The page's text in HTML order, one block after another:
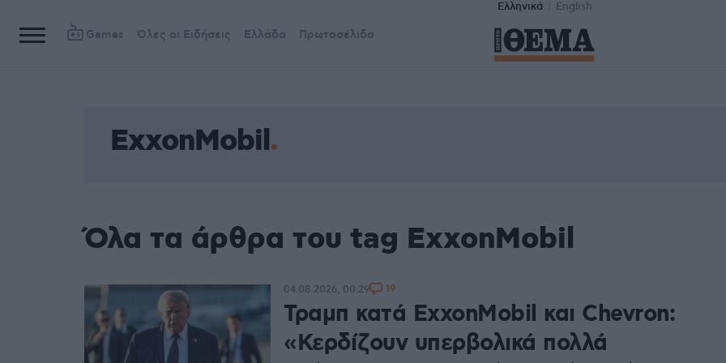
Ελληνικά English
Games Όλες οι Ειδήσεις Ελλάδα Πρωτοσέλιδα
ExxonMobil
Όλα τα άρθρα του tag ExxonMobil
Τραμπ κατά ExxonMobil και Chevron:
«Κερδίζουν υπερβολικά πολλά
04.08.2026, 00:29 19